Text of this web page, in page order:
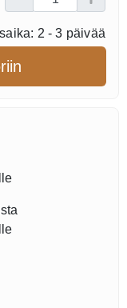
2 - 3 päivää